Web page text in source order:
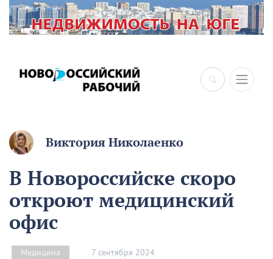
Виктория Николаенко
В Новороссийске скоро
откроют медицинский
офис
Медицина 7 сентября 2024